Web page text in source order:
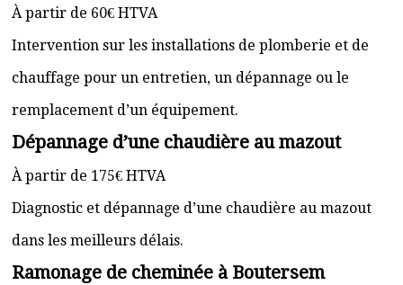
À partir de 60€ HTVA
Intervention sur les installations de plomberie et de
chauffage pour un entretien, un dépannage ou le
remplacement d’un équipement.
Dépannage d’une chaudière au mazout
À partir de 175€ HTVA
Diagnostic et dépannage d’une chaudière au mazout
dans les meilleurs délais.
Ramonage de cheminée à Boutersem